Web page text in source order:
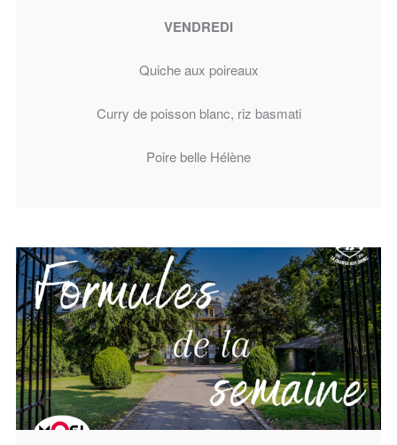
VENDREDI
Quiche aux poireaux
Curry de poisson blanc, riz basmati
Poire belle Hélène